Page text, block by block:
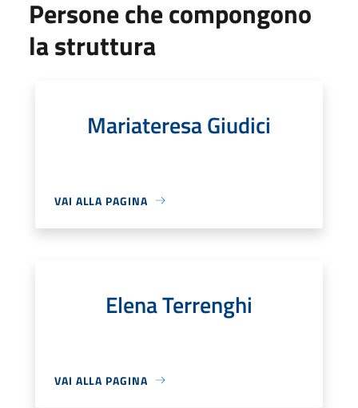
Persone che compongono
la struttura
Mariateresa Giudici
VAI ALLA PAGINA
Elena Terrenghi
VAI ALLA PAGINA